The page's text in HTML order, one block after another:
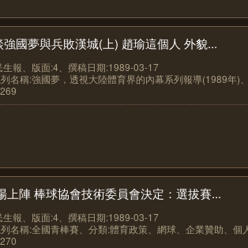
國夢與兵敗漢城(上) 趙瑜這個人 外貌...
生報、版面:4、撰稿日期:1989-03-17
名稱:強國夢，透視大陸體育界的內幕系列報導(1989年)
上陣 棒球協會技術委員會決定：選拔賽...
生報、版面:4、撰稿日期:1989-03-17
名稱:全國青棒賽、分類:體育政策、網球、企業贊助、個